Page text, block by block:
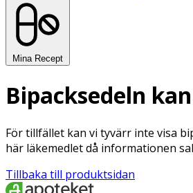
Mina Recept
Bipacksedeln
För tillfället kan vi tyvärr inte visa
här läkemedlet då informationen
Tillbaka till produktsidan